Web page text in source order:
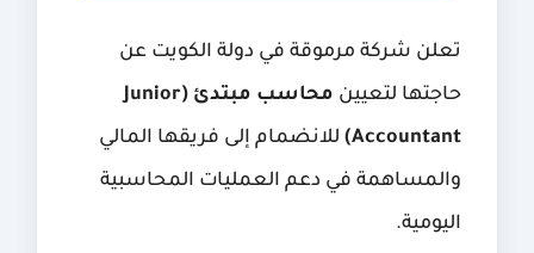
تعلن شركة مرموقة في دولة الكويت عن
حاجتها لتعيين
محاسب مبتدئ (Junior
Accountant)
للانضمام إلى فريقها المالي
والمساهمة في دعم العمليات المحاسبية
اليومية.